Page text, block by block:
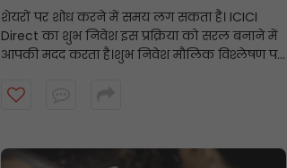
शेयरों पर शोध करने में समय लग सकता है। ICICI
Direct का शुभ निवेश इस प्रक्रिया को सरल बनाने में
आपकी मदद करता है।शुभ निवेश मौलिक विश्लेषण पर
प्रस्तुत करता है, जिससे निवेशकों को उनके निवेश